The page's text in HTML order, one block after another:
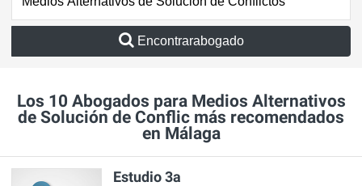
Encontrarabogado
Los 10 Abogados para Medios Alternativos
de Solución de Conflic más recomendados
en Málaga
Estudio 3a